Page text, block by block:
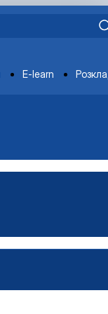
E-learn